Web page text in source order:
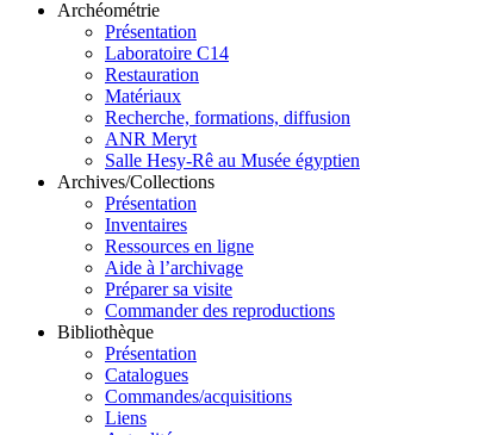
Archéométrie
Présentation
Laboratoire C14
Restauration
Matériaux
Recherche, formations, diffusion
ANR Meryt
Salle Hesy-Rê au Musée égyptien
Archives/Collections
Présentation
Inventaires
Ressources en ligne
Aide à l’archivage
Préparer sa visite
Commander des reproductions
Bibliothèque
Présentation
Catalogues
Commandes/acquisitions
Liens